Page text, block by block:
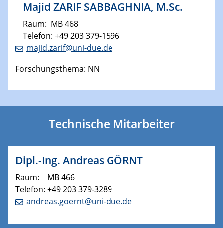
Majid ZARIF SABBAGHNIA, M.Sc.
​Raum: MB 468
Telefon: +49 203 379-1596
majid.zarif@uni-due.de
Forschungsthema: NN
Technische Mitarbeiter
Dipl.-Ing. Andreas GÖRNT
Raum: MB 466
Telefon: +49 203 379-3289
andreas.goernt@uni-due.de